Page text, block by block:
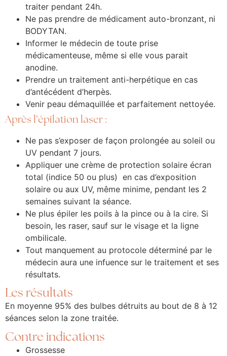
traiter pendant 24h.
Ne pas prendre de médicament auto-bronzant, ni
BODYTAN.
Informer le médecin de toute prise
médicamenteuse, même si elle vous parait
anodine.
Prendre un traitement anti-herpétique en cas
d’antécédent d’herpès.
Venir peau démaquillée et parfaitement nettoyée.
Après l’épilation laser :
Ne pas s’exposer de façon prolongée au soleil ou
UV pendant 7 jours.
Appliquer une crème de protection solaire écran
total (indice 50 ou plus) en cas d’exposition
solaire ou aux UV, même minime, pendant les 2
semaines suivant la séance.
Ne plus épiler les poils à la pince ou à la cire. Si
besoin, les raser, sauf sur le visage et la ligne
ombilicale.
Tout manquement au protocole déterminé par le
médecin aura une infuence sur le traitement et ses
résultats.
Les résultats
En moyenne 95% des bulbes détruits au bout de 8 à 12
séances selon la zone traitée.
Contre indications
Grossesse